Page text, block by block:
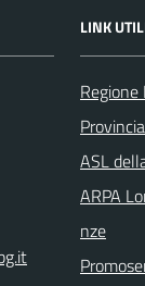
LINK
Regione
ASL
ARPA
nze